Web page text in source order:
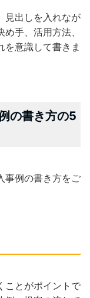
見出しを入れなが
手、活用方法、
を意識して書きま
の書き方の5
事例の書き方をご
ことがポイントで